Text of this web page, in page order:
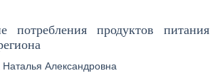
потребления продуктов питания
Александровна